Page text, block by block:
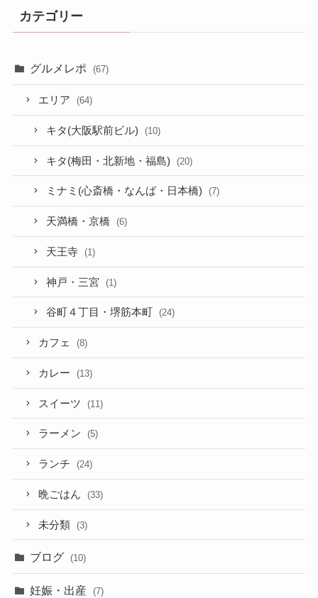
カテゴリー
グルメレポ (67)
エリア (64)
キタ(大阪駅前ビル) (10)
キタ(梅田・北新地・福島) (20)
ミナミ(心斎橋・なんば・日本橋) (7)
天満橋・京橋 (6)
天王寺 (1)
神戸・三宮 (1)
谷町４丁目・堺筋本町 (24)
カフェ (8)
カレー (13)
スイーツ (11)
ラーメン (5)
ランチ (24)
晩ごはん (33)
未分類 (3)
ブログ (10)
妊娠・出産 (7)